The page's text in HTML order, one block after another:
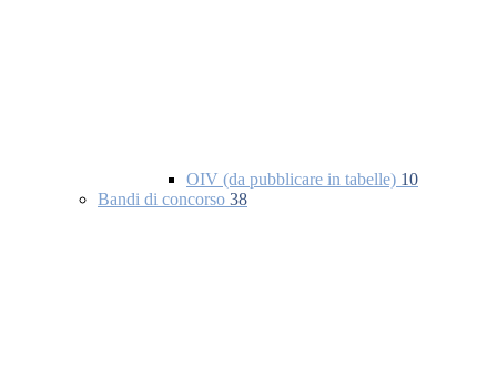
OIV (da pubblicare in tabelle) 10
Bandi di concorso 38